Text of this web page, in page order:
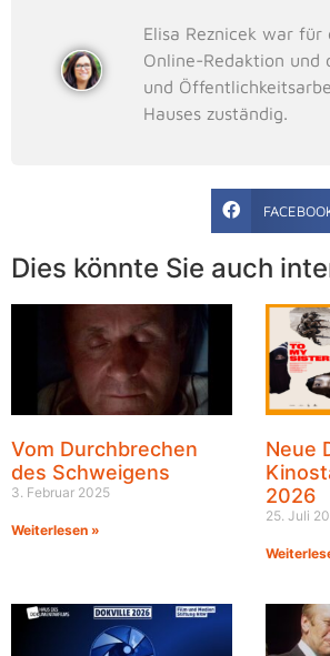
Elisa Reznicek war für
Online-Redaktion und
und
Hauses zuständig.
Dies könnte Sie auch
Vom Durchbrechen
des Schweigens
3. Februar 2025
Weiterlesen »
Neue
2026
25. Juli